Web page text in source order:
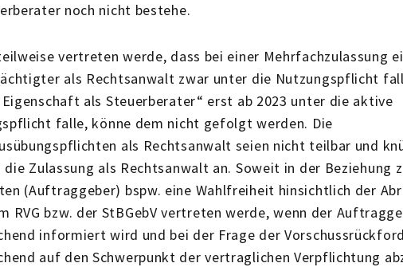
noch nicht bestehe.
vertreten werde, dass bei einer Mehrfachzulassung
als Rechtsanwalt zwar unter die Nutzungspflicht
Eigenschaft als Steuerberater“ erst ab 2023 unter die aktive
falle, könne dem nicht gefolgt werden. Die
als Rechtsanwalt seien nicht teilbar und
die Zulassung als Rechtsanwalt an. Soweit in der Beziehung
(Auftraggeber) bspw. eine Wahlfreiheit hinsichtlich der
RVG bzw. der StBGebV vertreten werde, wenn der
informiert wird und bei der Frage der
auf den Schwerpunkt der vertraglichen Verpflichtung